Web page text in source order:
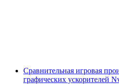
Сравнительная игровая
графических ускорителей